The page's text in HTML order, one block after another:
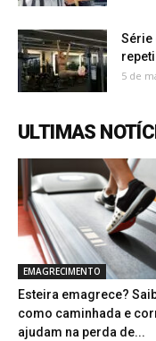
Série
5 de
ULTIMAS
EMAGRECIMENTO
Esteira emagrece?
como caminhada e
ajudam na perda de...